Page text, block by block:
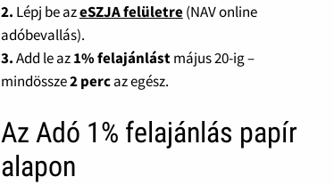
2. Lépj be azeSZJA felületre(NAV online
adóbevallás).
3.Add le az1% felajánlástmájus 20-ig –
mindössze2 percaz egész.
Az Adó 1% felajánlás papír
alapon